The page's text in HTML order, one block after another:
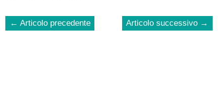
← Articolo precedente Articolo successivo →